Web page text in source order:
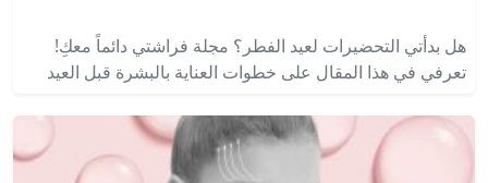
هل بدأتي التحضيرات لعيد الفطر؟ مجلة فراشتي دائماً معكِ!
تعرفي في هذا المقال على خطوات العناية بالبشرة قبل العيد